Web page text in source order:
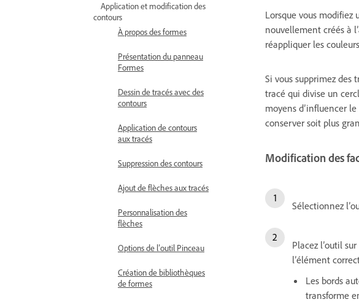
Application et modification des
contours
À propos des formes
Présentation du panneau
Formes
Dessin de tracés avec des
contours
Application de contours
aux tracés
Suppression des contours
Ajout de flèches aux tracés
Personnalisation des
flèches
Options de l’outil Pinceau
Création de bibliothèques
de formes
Lorsque vous modifiez
nouvellement créés à
réappliquer les
Si vous supprimez des
tracé qui divise un
moyens d’influencer
conserver soit plus
Modification des
Sélectionnez
Placez l’outil
l’élément
Les bords
transforme